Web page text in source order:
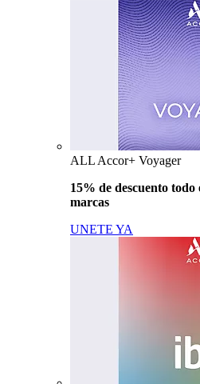
ALL Accor+ Voyager
15% de descuento todo
marcas
UNETE YA